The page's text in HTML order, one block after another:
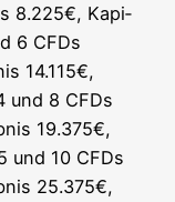
8.225€, Kapi­
6 CFDs
14.115€,
und 8 CFDs
19.375€,
und 10 CFDs
25.375€,